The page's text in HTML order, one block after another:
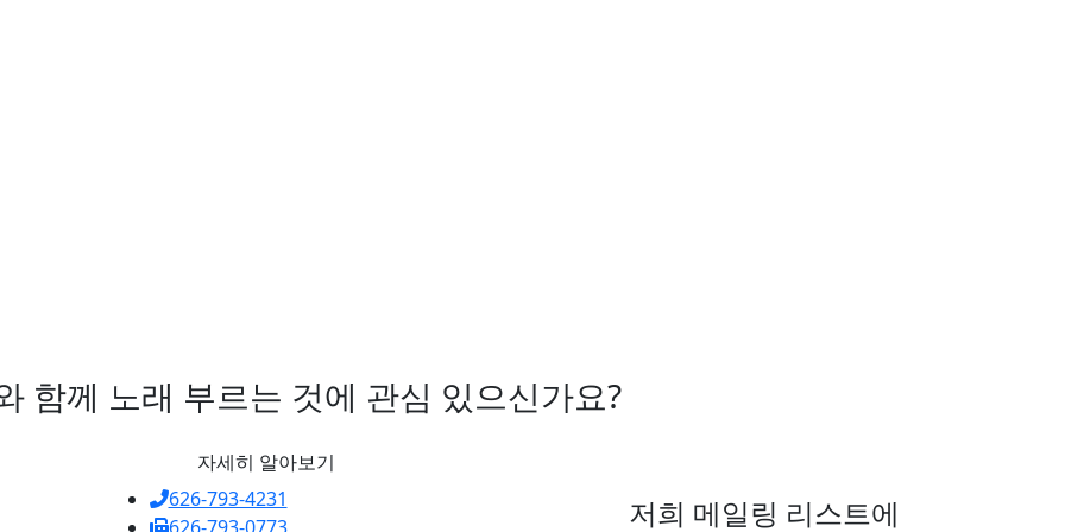
함께 노래 부르는 것에 관심 있으신가요?
자세히 알아보기
626-793-4231
저희 메일링 리스트에